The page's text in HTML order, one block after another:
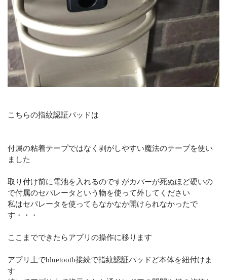
こちらの指紋認証パッドは
付属の粘着テープではなく剥がしやすい魔法のテープを使い
ました
取り付け前に電池を入れるのですがカバーが死ぬほど硬いの
で付属のセパレータという物を使って外してください
私はセパレータを使ってもなかなか開けられなかったで
す・・・
ここまでできたらアプリの操作に移ります
アプリ上でbluetooth接続で指紋認証パッドど本体を紐付けま
す